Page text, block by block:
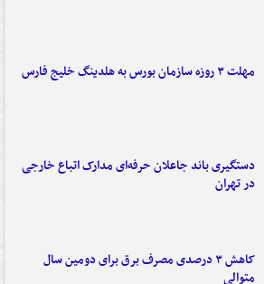
مهلت ۳ روزه سازمان بورس به هلدینگ خلیج فارس
دستگیری باند جاعلان حرفه‌ای مدارک اتباع خارجی
در تهران
کاهش ۳ درصدی مصرف برق برای دومین سال
متوالی